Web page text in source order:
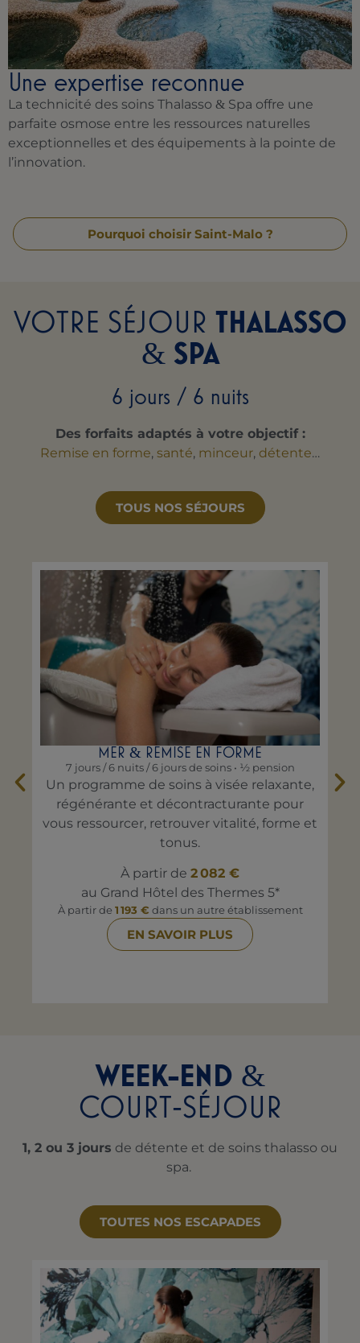
Une expertise reconnue
La technicité des soins Thalasso & Spa offre une
parfaite osmose entre les ressources naturelles
exceptionnelles et des équipements à la pointe de
l’innovation.
Pourquoi choisir Saint-Malo ?
VOTRE SÉJOUR THALASSO
&SPA
6 jours / 6 nuits
Des forfaits adaptés à votre objectif :
Remise en forme, santé, minceur, détente…
TOUS NOS SÉJOURS
MER & REMISE EN FORME
7 jours / 6 nuits / 6 jours de soins • ½ pension
Un programme de soins à visée relaxante,
régénérante et décontracturante pour
vous ressourcer, retrouver vitalité, forme et
tonus.
À partir de 2 082 €
au Grand Hôtel des Thermes 5*
À partir de 1 193 € dans un autre établissement
EN SAVOIR PLUS
Ce
WEEK-END &
COURT‑SÉJOUR
1, 2 ou 3 jours de détente et de soins thalasso ou
spa.
TOUTES NOS ESCAPADES